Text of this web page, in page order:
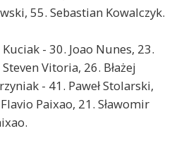
55. Sebastian Kowalczyk.
- 30. Joao Nunes, 23.
Vitoria, 26. Błażej
- 41. Paweł Stolarski,
Paixao, 21. Sławomir